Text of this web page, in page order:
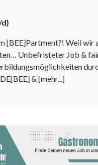
[BEE]Partment?! Weil wir
Unbefristeter Job &
& [mehr...]